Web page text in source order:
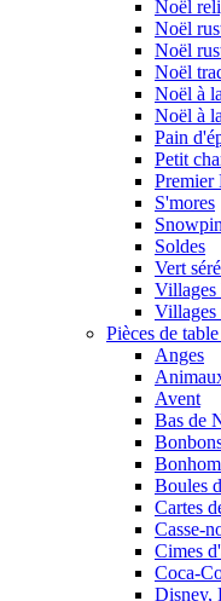
Noël
Noël
Noël
Noël
Noël à
Noël à
Pain
Petit
Premier
S'mores
Soldes
Vert
Villages
Pièces de
Anges
Avent
Bas de
Boules
Cartes
Casse-
Cimes
Coca-
Disney,